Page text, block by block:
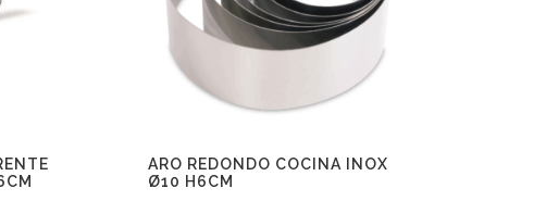
ARO REDONDO COCINA INOX
Ø10 H6CM